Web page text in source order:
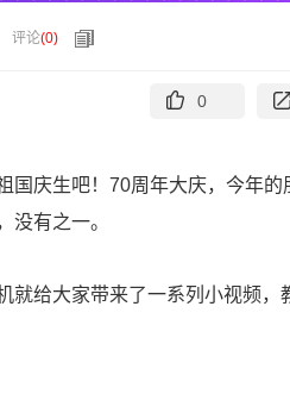
评论(0)
0
国庆生吧！70周年大庆，今年
没有之一。
就给大家带来了一系列小视频，